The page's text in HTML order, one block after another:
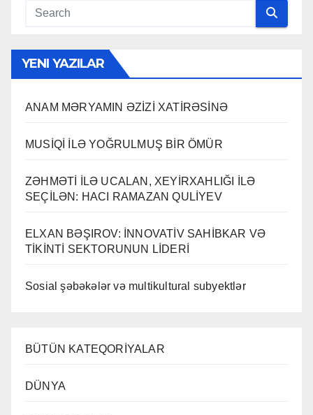
YENI YAZILAR
ANAM MƏRYAMIN ƏZİZİ XATİRƏSİNƏ
MUSİQİ İLƏ YOĞRULMUŞ BİR ÖMÜR
ZƏHMƏTİ İLƏ UCALAN, XEYİRXAHLIĞI İLƏ
SEÇİLƏN: HACI RAMAZAN QULİYEV
ELXAN BƏŞIROV: İNNOVATİV SAHİBKAR VƏ
TİKİNTİ SEKTORUNUN LİDERİ
Sosial şəbəkələr və multikultural subyektlər
BÜTÜN KATEQORİYALAR
DÜNYA